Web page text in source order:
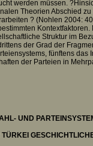
werden müssen.
Theorien Abschied
? (Nohlen 2004:
Struktur im
der Grad der
fünftens
der Parteien in
UND